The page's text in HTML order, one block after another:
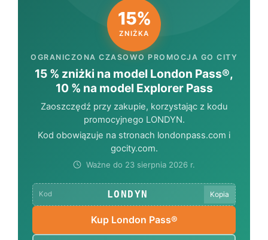
15%
ZNIŻKA
OGRANICZONA CZASOWO PROMOCJA GO CITY
15 % zniżki na model London Pass®,
10 % na model Explorer Pass
Zaoszczędź przy zakupie, korzystając z kodu
promocyjnego LONDYN.
Kod obowiązuje na stronach londonpass.com i
gocity.com.
Ważne do 23 sierpnia 2026 r.
Kod LONDYN Kopia
Kup London Pass®